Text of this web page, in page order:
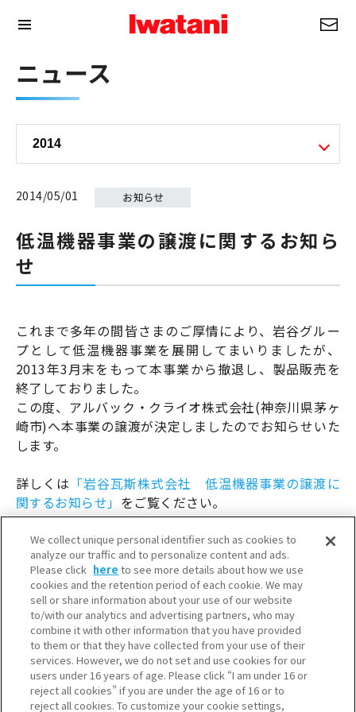
ニュース
2014/05/01
低温機器事業の譲渡に関するお知ら
せ
これまで多年の間皆さまのご厚情により、岩谷グルー
プとして低温機器事業を展開してまいりましたが、
2013年3月末をもって本事業から撤退し、製品販売を
終了しておりました。
この度、アルバック・クライオ株式会社(神奈川県茅ヶ
崎市)へ本事業の譲渡が決定しましたのでお知らせいた
します。
詳しくは 「岩谷瓦斯株式会社 低温機器事業の譲渡に
関するお知らせ」 をご覧ください。
We collect unique personal identifier such as cookies to
analyze our traffic and to personalize content and ads.
Please click here to see more details about how we use
cookies and the retention period of each cookie. We may
sell or share information about your use of our website
to/with our analytics and advertising partners, who may
combine it with other information that you have provided
to them or that they have collected from your use of their
services. However, we do not set and use cookies for our
users under 16 years of age. Please click “I am under 16 or
reject all cookies” if you are under the age of 16 or to
reject all cookies. To customize your cookie settings,